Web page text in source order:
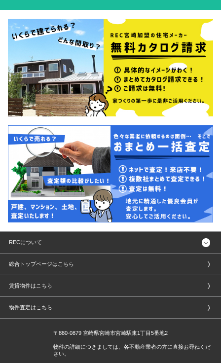
RECについて
総合トップページはこちら
賃貸物件はこちら
物件査定はこちら
〒880-0879 宮崎県宮崎市宮崎駅東1丁目5番地2
物件の詳細につきましては、各不動産業者の方に直接お尋ねくだ
さい。